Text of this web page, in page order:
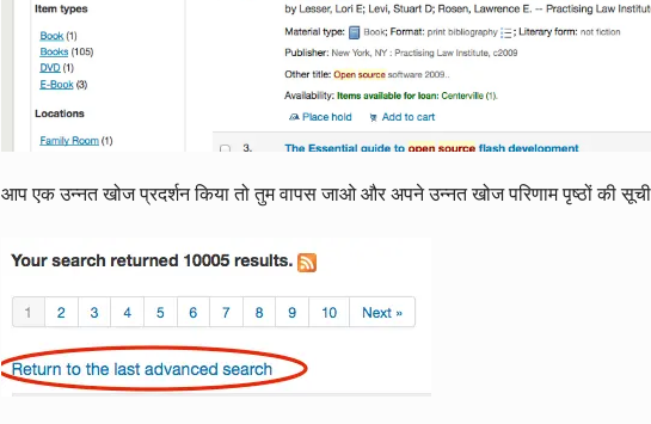
आप एक उन्नत खोज प्रदर्शन किया तो तुम वापस जाओ और अपने उन्नत खोज परिणाम पृष्ठों की